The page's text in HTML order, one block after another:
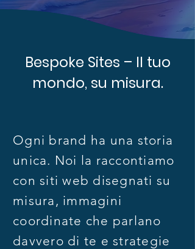
Bespoke Sites – Il tuo
mondo, su misura.
Ogni brand ha una storia
unica. Noi la raccontiamo
con siti web disegnati su
misura, immagini
coordinate che parlano
davvero di te e strategie